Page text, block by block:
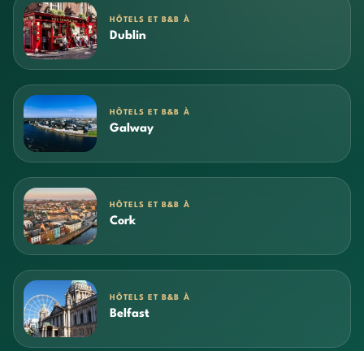
HÔTELS ET B&B À
Dublin
HÔTELS ET B&B À
Galway
HÔTELS ET B&B À
Cork
HÔTELS ET B&B À
Belfast